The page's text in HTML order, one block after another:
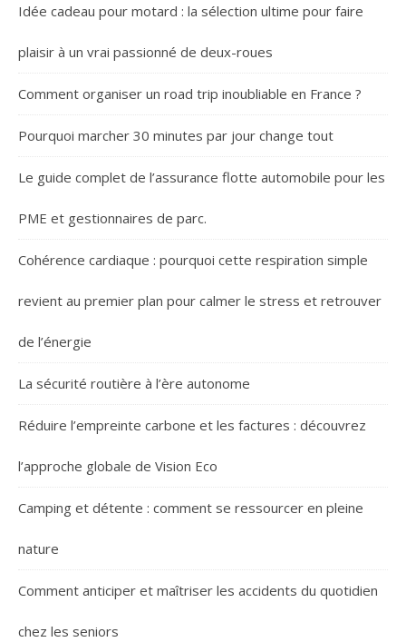
Idée cadeau pour motard : la sélection ultime pour faire
plaisir à un vrai passionné de deux-roues
Comment organiser un road trip inoubliable en France ?
Pourquoi marcher 30 minutes par jour change tout
Le guide complet de l’assurance flotte automobile pour les
PME et gestionnaires de parc.
Cohérence cardiaque : pourquoi cette respiration simple
revient au premier plan pour calmer le stress et retrouver
de l’énergie
La sécurité routière à l’ère autonome
Réduire l’empreinte carbone et les factures : découvrez
l’approche globale de Vision Eco
Camping et détente : comment se ressourcer en pleine
nature
Comment anticiper et maîtriser les accidents du quotidien
chez les seniors